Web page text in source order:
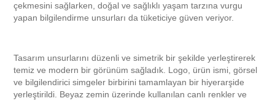
çekmesini sağlarken, doğal ve sağlıklı yaşam tarzına vurgu
yapan bilgilendirme unsurları da tüketiciye güven veriyor.
Tasarım unsurlarını düzenli ve simetrik bir şekilde yerleştirerek
temiz ve modern bir görünüm sağladık. Logo, ürün ismi, görsel
ve bilgilendirici simgeler birbirini tamamlayan bir hiyerarşide
yerleştirildi. Beyaz zemin üzerinde kullanılan canlı renkler ve